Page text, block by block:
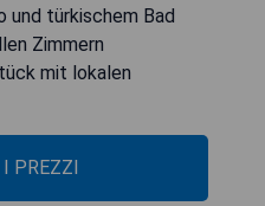
und türkischem Bad
Zimmern
mit lokalen
PREZZI